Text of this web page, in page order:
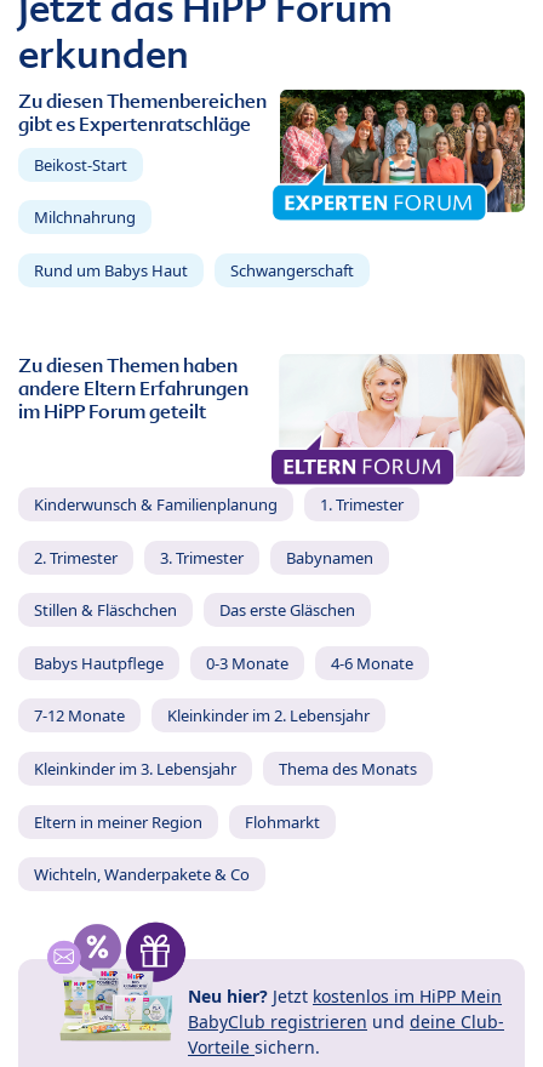
erkunden
Zu diesen Themenbereichen
gibt es Expertenratschläge
Beikost-Start
Milchnahrung
Rund um Babys Haut Schwangerschaft
Zu diesen Themen haben
andere Eltern Erfahrungen
im HiPP Forum geteilt
Kinderwunsch & Familienplanung 1. Trimester
2. Trimester 3. Trimester Babynamen
Stillen & Fläschchen Das erste Gläschen
Babys Hautpflege 0-3 Monate 4-6 Monate
7-12 Monate Kleinkinder im 2. Lebensjahr
Kleinkinder im 3. Lebensjahr Thema des Monats
Eltern in meiner Region Flohmarkt
Wichteln, Wanderpakete & Co
Neu hier? Jetzt kostenlos im HiPP Mein
BabyClub registrieren und deine Club-
Vorteile sichern.